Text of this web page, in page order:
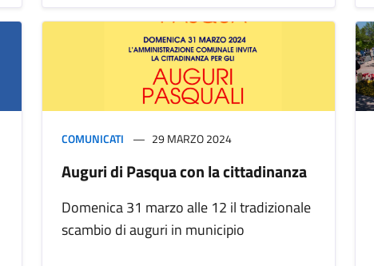
COMUNICATI 29 MARZO 2024
Auguri di Pasqua con la cittadinanza
Domenica 31 marzo alle 12 il tradizionale
scambio di auguri in municipio